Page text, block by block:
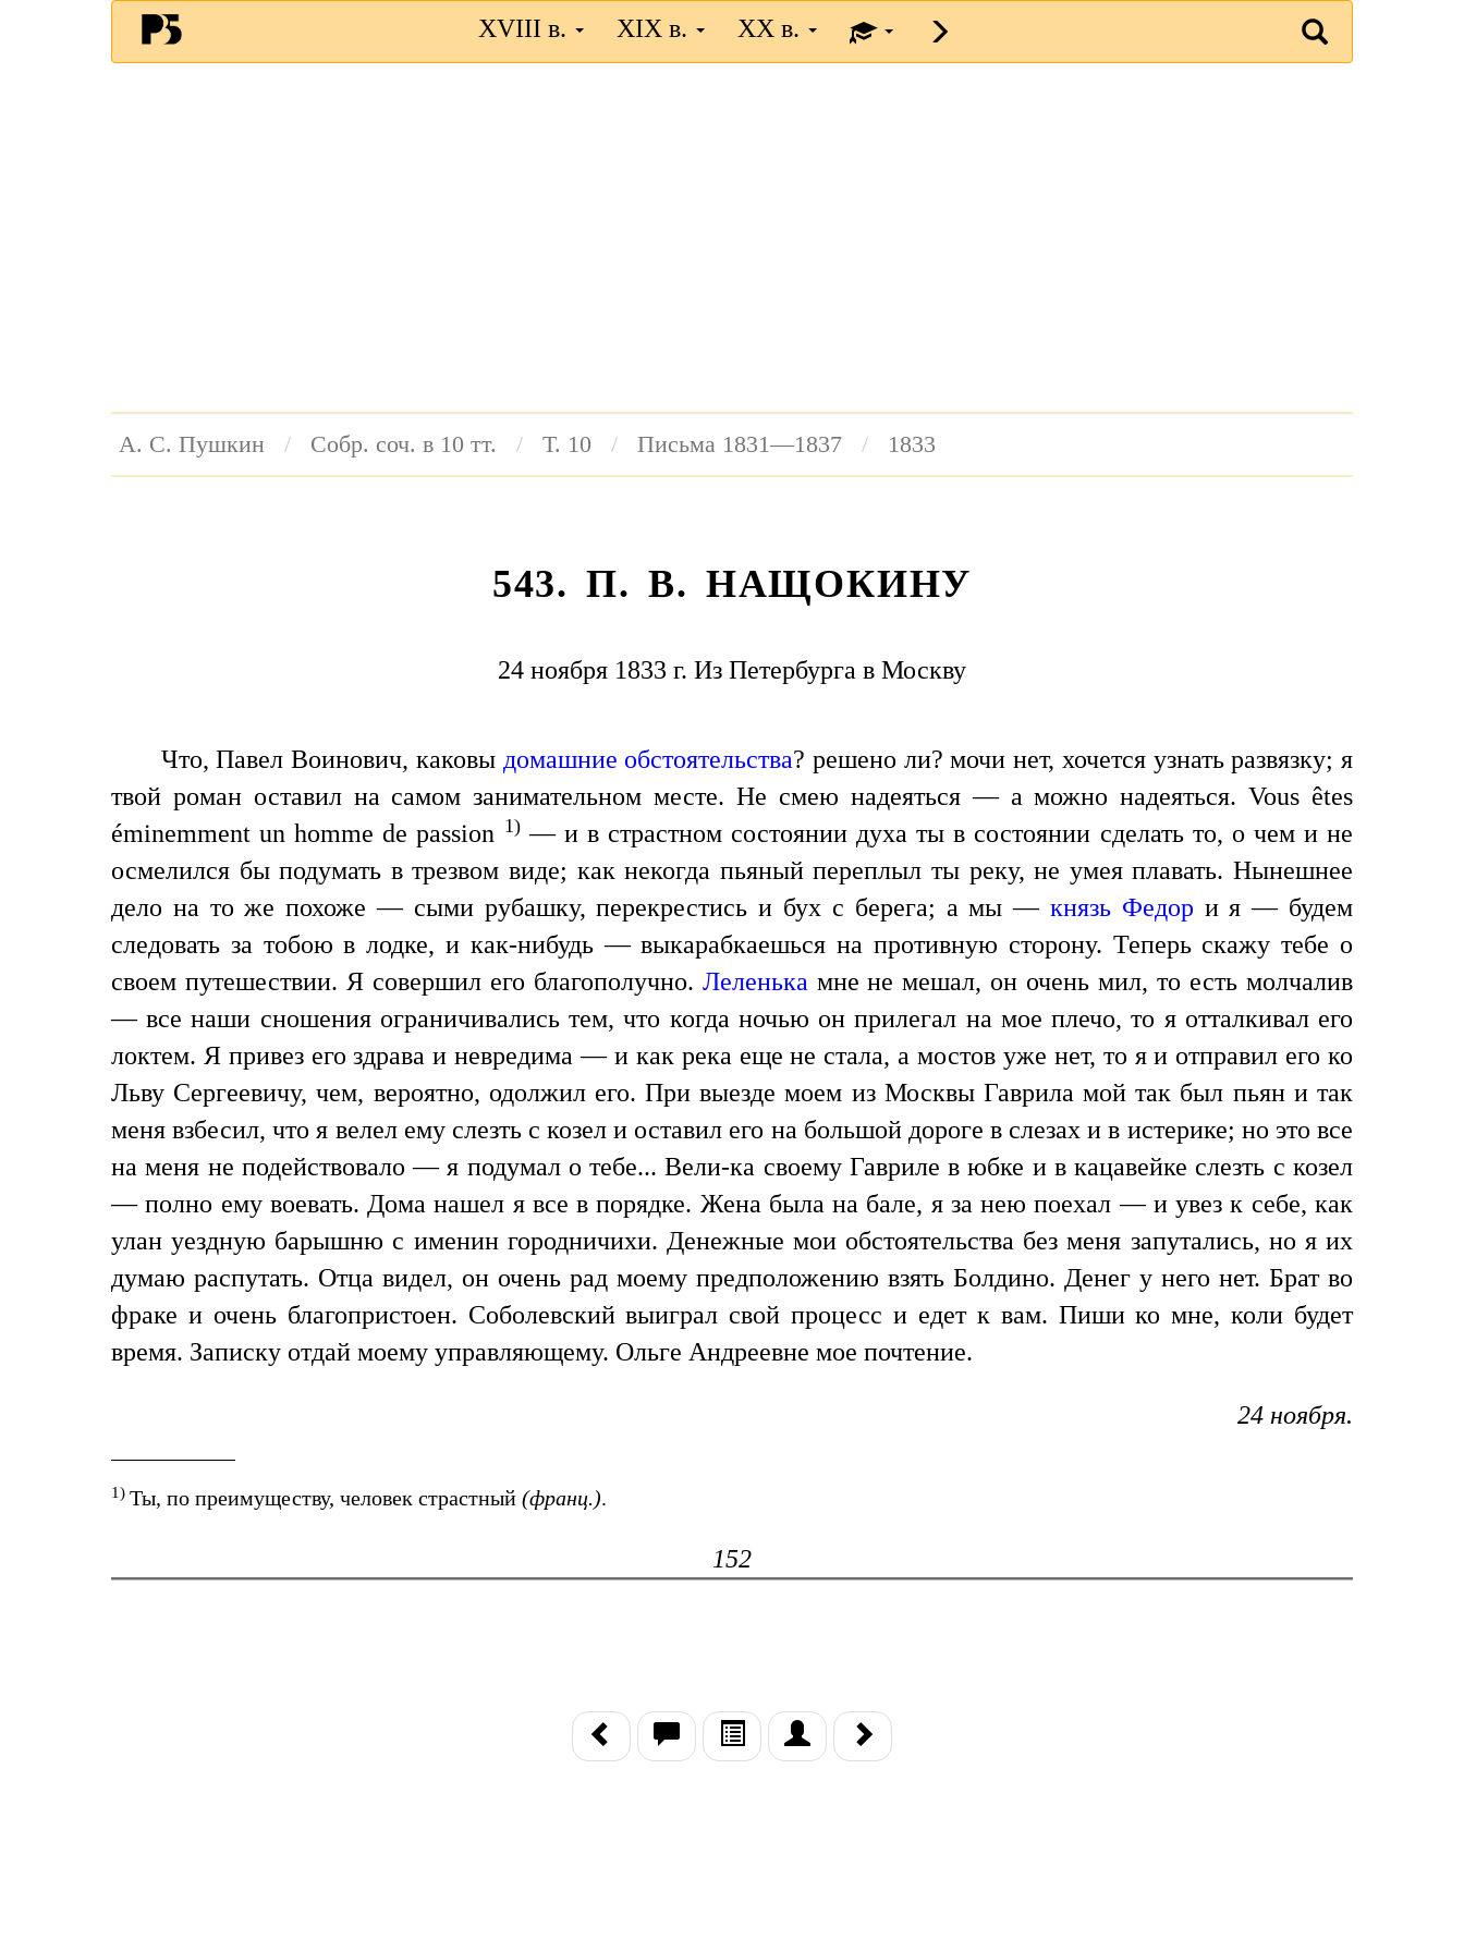
XVIII в. XIX в. XX в.
А. С. Пушкин Собр. соч. в 10 тт. Т. 10 Письма 1831—1837 1833
543. П. В. НАЩОКИНУ
24 ноября 1833 г. Из Петербурга в Москву
Что, Павел Воинович, каковы домашние обстоятельства? решено ли? мочи нет, хочется узнать развязку; я
твой роман оставил на самом занимательном месте. Не смею надеяться — а можно надеяться. Vous êtes
éminemment un homme de passion 1)— и в страстном состоянии духа ты в состоянии сделать то, о чем и не
осмелился бы подумать в трезвом виде; как некогда пьяный переплыл ты реку, не умея плавать. Нынешнее
дело на то же похоже — сыми рубашку, перекрестись и бух с берега; а мы — князь Федор и я — будем
следовать за тобою в лодке, и как-нибудь — выкарабкаешься на противную сторону. Теперь скажу тебе о
своем путешествии. Я совершил его благополучно. Леленька мне не мешал, он очень мил, то есть молчалив
— все наши сношения ограничивались тем, что когда ночью он прилегал на мое плечо, то я отталкивал его
локтем. Я привез его здрава и невредима — и как река еще не стала, а мостов уже нет, то я и отправил его ко
Льву Сергеевичу, чем, вероятно, одолжил его. При выезде моем из Москвы Гаврила мой так был пьян и так
меня взбесил, что я велел ему слезть с козел и оставил его на большой дороге в слезах и в истерике; но это все
на меня не подействовало — я подумал о тебе... Вели-ка своему Гавриле в юбке и в кацавейке слезть с козел
— полно ему воевать. Дома нашел я все в порядке. Жена была на бале, я за нею поехал — и увез к себе, как
улан уездную барышню с именин городничихи. Денежные мои обстоятельства без меня запутались, но я их
думаю распутать. Отца видел, он очень рад моему предположению взять Болдино. Денег у него нет. Брат во
фраке и очень благопристоен. Соболевский выиграл свой процесс и едет к вам. Пиши ко мне, коли будет
время. Записку отдай моему управляющему. Ольге Андреевне мое почтение.
24 ноября.
1) Ты, по преимуществу, человек страстный (франц.).
152